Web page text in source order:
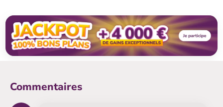
Commentaires